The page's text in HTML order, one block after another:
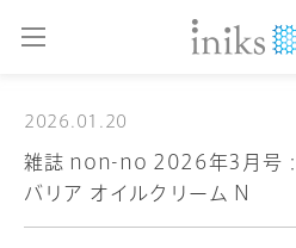
2026.01.20
雑誌 non-no 2026年3月号：
バリア オイルクリーム N